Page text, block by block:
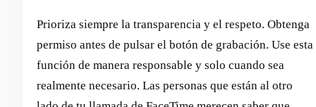
Prioriza siempre la transparencia y el respeto. Obtenga
permiso antes de pulsar el botón de grabación. Use esta
función de manera responsable y solo cuando sea
realmente necesario. Las personas que están al otro